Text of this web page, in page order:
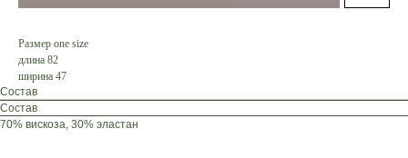
Размер one size
длина 82
ширина 47
Состав
Состав
70% вискоза, 30% эластан